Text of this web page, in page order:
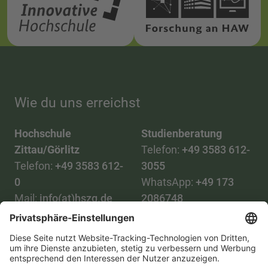
Wie du uns erreichst
Hochschule
Zittau/Görlitz
Telefon: +49 3583 612-
0
Mail: info(at)hszg.de
Studienberatung
Telefon: +49 3583 612-
3055
WhatsApp: +49 173
2086748